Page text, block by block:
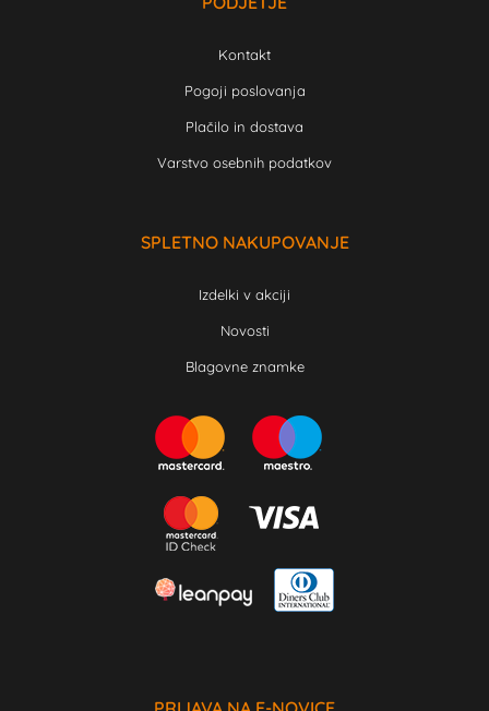
Kontakt
Pogoji poslovanja
Plačilo in dostava
Varstvo osebnih podatkov
SPLETNO NAKUPOVANJE
Izdelki v akciji
Novosti
Blagovne znamke